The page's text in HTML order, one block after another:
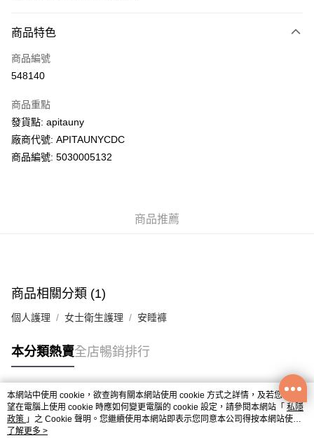
信用卡
AlipayHK
WeChat Pay
送貨方式
每筆HK$50.00，滿HK$200.00或以上免運費
UNY 門市自取
商品特色
商品編號
548140
商品重點
發貨點: apitauny
廠商代號: APITAUNYCDC
商品編號: 5030005132
商品推薦
商品相關分類 (1)
個人護理 女士衛生護理 安睡褲
本分類熱賣全店暢銷排行
熱門標籤
熱銷排行
本網站中使用 cookie，欲查詢有關本網站使用 cookie 方式之詳情，及若您不希
望在電腦上使用 cookie 時應如何變更電腦的 cookie 設定，請參閱本網站「 私隱
政策 」之 Cookie 聲明。您繼續使用本網站即表示您同意本公司得按本網站使用
條款之 Cookie 聲明使用 cookie。
了解更多 >